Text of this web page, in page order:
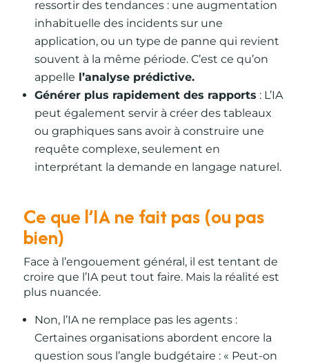
ressortir des tendances : une augmentation
inhabituelle des incidents sur une
application, ou un type de panne qui revient
souvent à la même période. C’est ce qu’on
appelle l’analyse prédictive.
Générer plus rapidement des rapports : L’IA
peut également servir à créer des tableaux
ou graphiques sans avoir à construire une
requête complexe, seulement en
interprétant la demande en langage naturel.
Ce que l’IA ne fait pas (ou pas
bien)
Face à l’engouement général, il est tentant de
croire que l’IA peut tout faire. Mais la réalité est
plus nuancée.
Non, l’IA ne remplace pas les agents :
Certaines organisations abordent encore la
question sous l’angle budgétaire : « Peut-on